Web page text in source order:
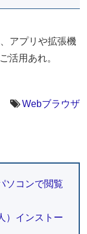
アプリや拡張機
活用あれ。
Webブラウザ
ソコンで閲覧
）インストー